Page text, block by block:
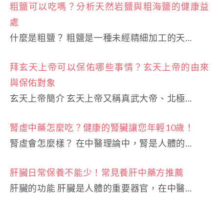
粗鹽可以吃嗎？分析天然岩鹽與粗海鹽的健康益
處
什麼是粗鹽？ 粗鹽是一種未經精細加工的天…
拜玄天上帝可以保佑哪些事情？玄天上帝的由來
與保佑對象
玄天上帝簡介 玄天上帝又稱真武大帝、北極…
腎虛中藥怎麼吃？健康的腎臟讓您年輕10歲！
腎虛會怎麼樣？ 在中醫理論中，腎是人體的…
肝臟日常保養不能少！常見養肝中藥方推薦
肝臟的功能 肝臟是人體的重要器官，在中醫…